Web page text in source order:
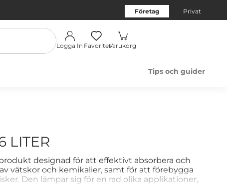
Företag Privat
Logga In FavoriterVarukorg
Tips och guider
LITER
designad för att effektivt absorbera och
vätskor och kemikalier, samt för att förebygga
Den lämpar sig för en rad olika applikationer,